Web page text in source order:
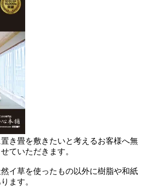
き畳を敷きたいと考えるお客様へ無
ていただきます。
イ草を使ったもの以外に樹脂や和紙
ます。